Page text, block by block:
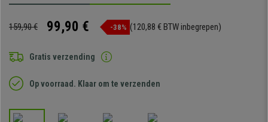
159,90 € 99,90 € -38% (120,88 € BTW inbegrepen)
Gratis verzending
Op voorraad. Klaar om te verzenden